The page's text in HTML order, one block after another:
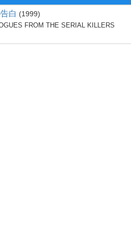
白 1999
FROM THE SERIAL KILLERS